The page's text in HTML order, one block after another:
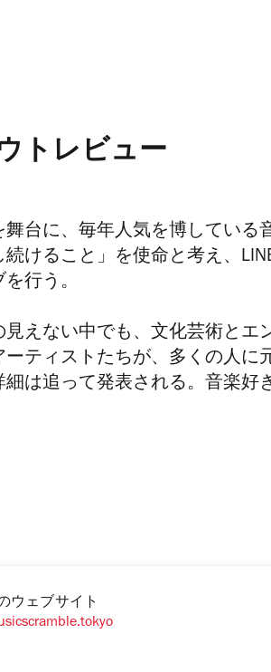
トレビュー
舞台に、毎年人気を博している
けること」を使命と考え、
行う。
見えない中でも、文化芸術とエ
ーティストたちが、多くの人に
は追って発表される。音楽好
ウェブサイト